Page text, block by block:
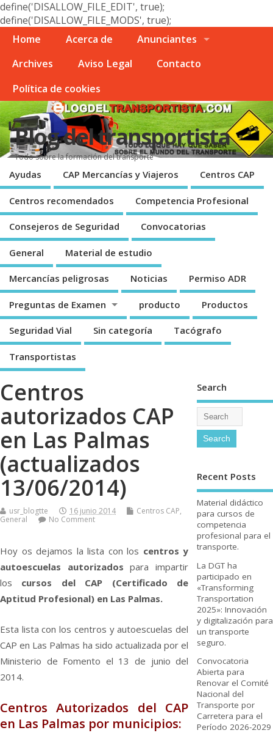
define('DISALLOW_FILE_EDIT', true);
define('DISALLOW_FILE_MODS', true);
Home
Acerca de
Anunciantes
Archives
Aviso Legal
Contacto
Polí­tica de cookies
Blog del transportista
Todo sobre la formación del transporte
Ayudas CAP Mercancí­as y Viajeros Centros CAP
Centros recomendados Competencia Profesional
Consejeros de Seguridad Convocatorias
General Material de estudio
Mercancí­as peligrosas Noticias Permiso ADR
Preguntas de Examen producto Productos
Seguridad Vial Sin categorí­a Tacógrafo
Transportistas
Centros
autorizados CAP
en Las Palmas
(actualizados
13/06/2014)
usr_blogtte 16 junio 2014 Centros CAP,
General
No Comment
Hoy os dejamos la lista con los centros y
autoescuelas autorizados para impartir
los cursos del CAP (Certificado de
Aptitud Profesional) en Las Palmas.
Esta lista con los centros y autoescuelas del
CAP en Las Palmas ha sido actualizada por el
Ministerio de Fomento el 13 de junio del
2014.
Centros Autorizados del CAP
en Las Palmas por municipios:
Search
Recent Posts
Material didáctico
para cursos de
competencia
profesional para el
transporte.
La DGT ha
participado en
«Transforming
Transportation
2025»: Innovación
y digitalización para
un transporte
seguro.
Convocatoria
Abierta para
Renovar el Comité
Nacional del
Transporte por
Carretera para el
Período 2026-2029